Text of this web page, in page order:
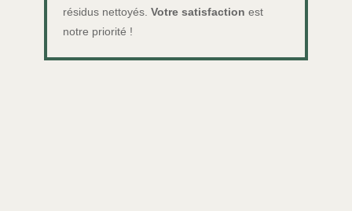
résidus nettoyés. Votre satisfaction est
notre priorité !